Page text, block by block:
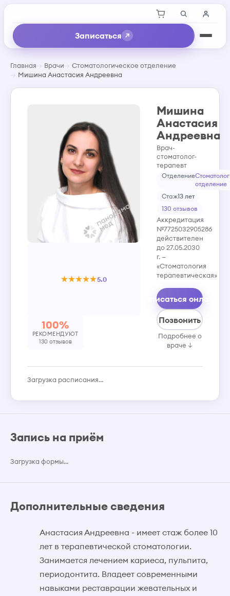
Записаться
Главная Врачи
Стоматологическое отделение
Мишина Анастасия Андреевна
5.0
100%
РЕКОМЕНДУЮТ
130 отзывов
Мишина
Анастасия
Андреевна
Врач-
стоматолог-
терапевт
Отделение
отделение
Стаж13 лет
130 отзывов
Аккредитация
№7725032905286
действителен
до 27.05.2030
г. —
«Стоматология
терапевтическая»
Записаться онлайн
Позвонить
Подробнее о
враче ↓
Загрузка расписания…
Запись на приём
Загрузка формы…
Дополнительные сведения
Анастасия Андреевна - имеет стаж более 10
лет в терапевтической стоматологии.
Занимается лечением кариеса, пульпита,
периодонтита. Владеет современными
навыками реставрации жевательных и